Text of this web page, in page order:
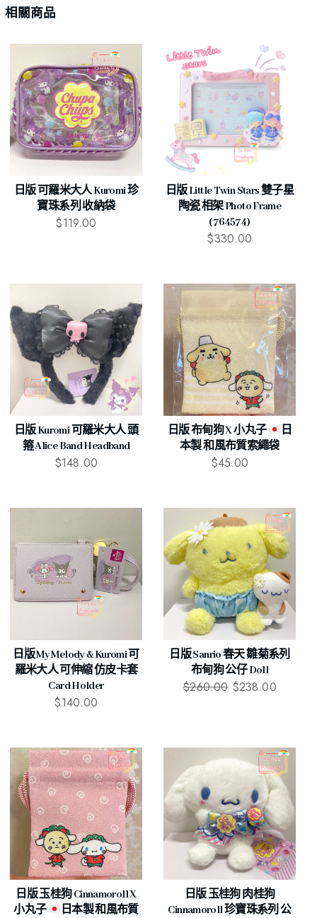
相關商品
日版 可羅米大人 Kuromi 珍
寶珠系列 收納袋
$119.00
日版 Little Twin Stars 雙子星
陶瓷 相架 Photo Frame
(764574)
$330.00
日版 Kuromi 可羅米大人 頭
箍 Alice Band Headband
$148.00
日版 布甸狗 X 小丸子
日
本製 和風布質索繩袋
$45.00
日版 My Melody & Kuromi 可
羅米大人 可伸縮 仿皮卡套
Card Holder
$140.00
日版 Sanrio 春天 雛菊系列
布甸狗 公仔 Doll
$260.00 $238.00
日版 玉桂狗 Cinnamoroll X
小丸子
日本製 和風布質
日版 玉桂狗 肉桂狗
Cinnamoroll 珍寶珠系列 公